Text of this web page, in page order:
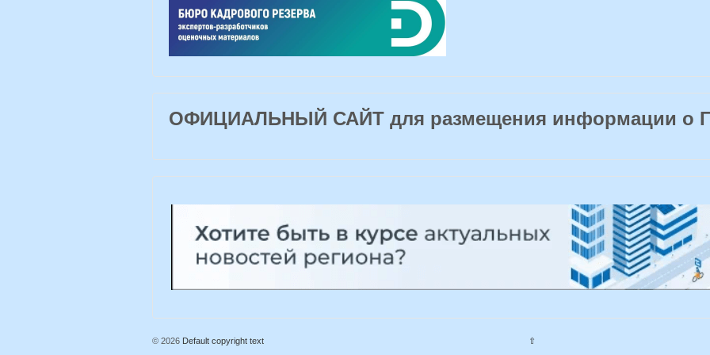
ОФИЦИАЛЬНЫЙ САЙТ для размещения информации о
© 2026 Default copyright text ⇧